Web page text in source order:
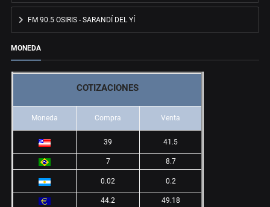
FM 90.5 OSIRIS - SARANDÍ DEL YÍ
MONEDA
COTIZACIONES
Moneda Compra Venta
39 41.5
7 8.7
0.02 0.2
44.2
49.18